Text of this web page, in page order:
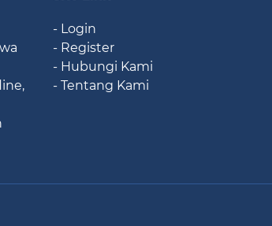
- Login
- Register
- Hubungi Kami
- Tentang Kami